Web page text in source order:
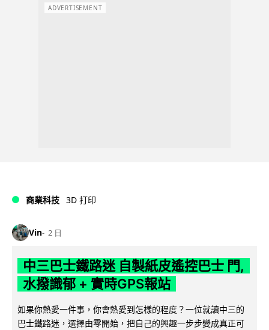
ADVERTISEMENT
商業科技 3D 打印
Vin 2 日
中三巴士鐵路迷 自製紙皮遙控巴士 門,
水撥識郁 + 實時GPS報站
如果你熱愛一件事，你會熱愛到怎樣的程度？一位就讀中三的
巴士鐵路迷，選擇由零開始，把自己的興趣一步步變成真正可